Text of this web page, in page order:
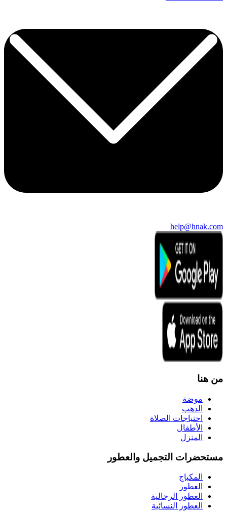
help@hnak.com
من هنا
موضة
الذهب
احتياجات الصلاة
الأطفال
المنزل
مستحضرات التجميل والعطور
المكياج
العطور
العطور الرجالية
العطور النسائية